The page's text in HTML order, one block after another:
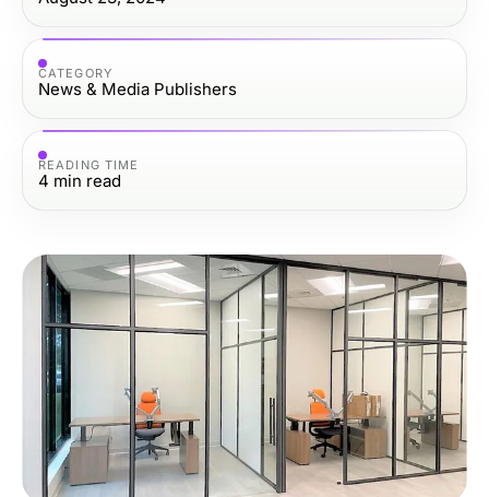
CATEGORY
News & Media Publishers
READING TIME
4 min read